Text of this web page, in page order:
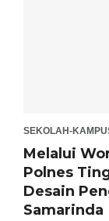
SEKOLAH-
Melalui
Polnes
Desain
Samarinda